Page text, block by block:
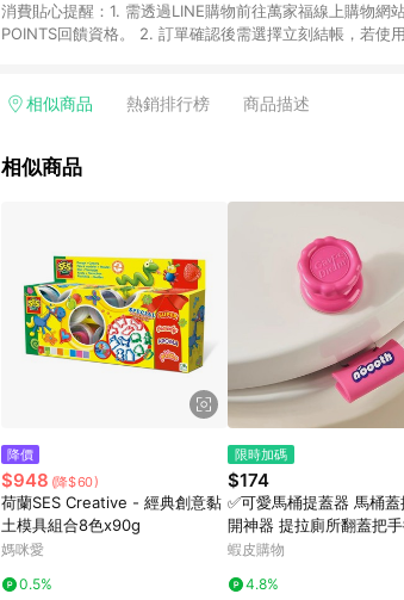
消費貼心提醒：1. 需透過LINE購物前往萬家福線上購物
POINTS回饋資格。 2. 訂單確認後需選擇立刻結帳，若使
留時間內聯絡客服中心，並由康達盛通生活事業股份有限
相似商品 熱銷排行榜 商品描述
相似商品
降價
$948 (降$60)
荷蘭SES Creative - 經典創意黏
土模具組合8色x90g
媽咪愛
0.5%
限時加碼
$174
✅可愛馬桶提蓋器 馬桶
開神器 提拉廁所翻蓋把手
不髒手 臺灣出貨 1119
蝦皮購物
4.8%